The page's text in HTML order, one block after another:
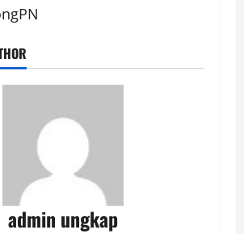
admin ungkap